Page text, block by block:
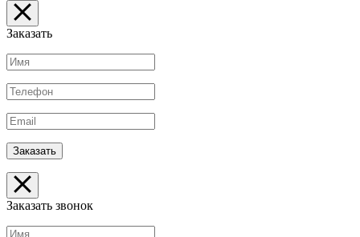
Заказать
Заказать звонок